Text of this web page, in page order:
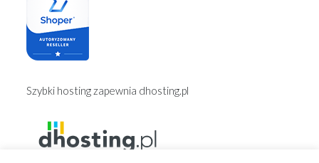
Szybki hosting zapewnia dhosting.pl